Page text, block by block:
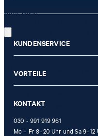
* Pflichtfeld
** Der Gutschein ist gültig ab
Stores eingelöst werden.
Gute Wahl!
KUNDENSERVICE
VORTEILE
KONTAKT
030 - 991 919 961
Mo – Fr 8–20 Uhr und Sa 9–12